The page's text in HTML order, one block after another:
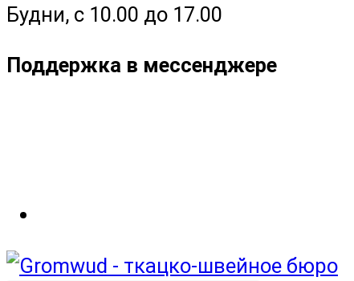
Будни, с 10.00 до 17.00
Поддержка в мессенджере